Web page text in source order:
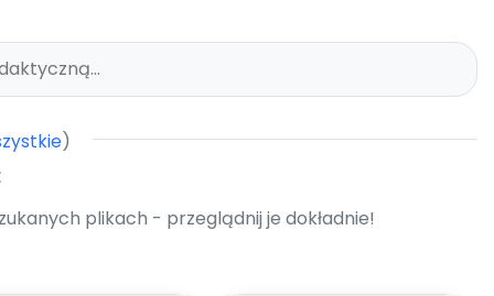
)
plikach - przeglądnij je dokładnie!